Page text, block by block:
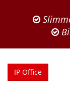
IP Office